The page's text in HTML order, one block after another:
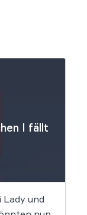
I fällt
Lady und